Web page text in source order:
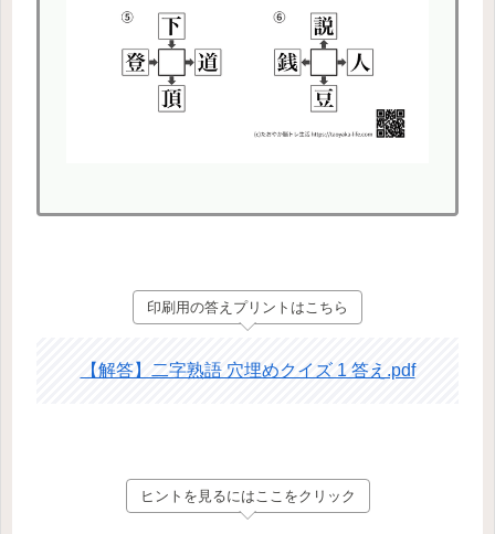
印刷用の答えプリントはこちら
【解答】二字熟語 穴埋めクイズ 1 答え.pdf
ヒントを見るにはここをクリック